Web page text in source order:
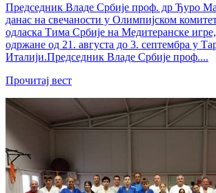
Председник Владе Србије проф. др Ђуро
данас на свечаности у Олимпијском
одласка Тима Србије на Медитеранске игре,
одржане од 21. августа до 3. септембра у
Италији.Председник Владе Србије проф....
Прочитај вест